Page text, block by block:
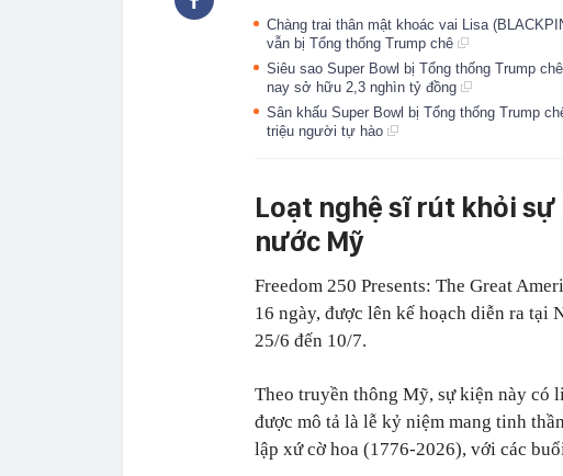
Chàng trai thân mật khoác vai Lisa
vẫn bị Tổng thống Trump chê
Siêu sao Super Bowl bị Tổng thống Trump
nay sở hữu 2,3 nghìn tỷ đồng
Sân khấu Super Bowl bị Tổng thống Trump
triệu người tự hào
Loạt nghệ sĩ rút khỏi
nước Mỹ
Freedom 250 Presents: The Great
16 ngày, được lên kế hoạch diễn ra tại
25/6 đến 10/7.
Theo truyền thông Mỹ, sự kiện này có
được mô tả là lễ kỷ niệm mang tinh
lập xứ cờ hoa (1776-2026), với các